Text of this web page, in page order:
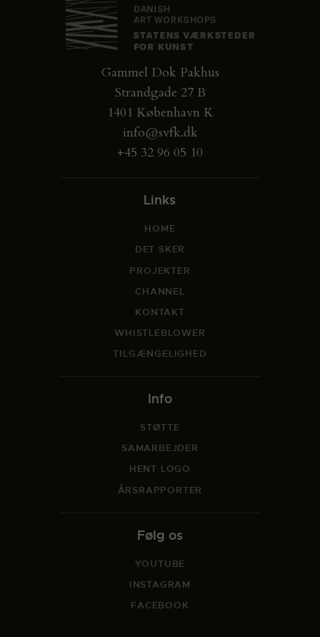
Gammel Dok Pakhus
Strandgade 27 B
1401 København K
info@svfk.dk
+45 32 96 05 10
Links
HOME
DET SKER
PROJEKTER
CHANNEL
KONTAKT
WHISTLEBLOWER
TILGÆNGELIGHED
Info
STØTTE
SAMARBEJDER
HENT LOGO
ÅRSRAPPORTER
Følg os
YOUTUBE
INSTAGRAM
FACEBOOK